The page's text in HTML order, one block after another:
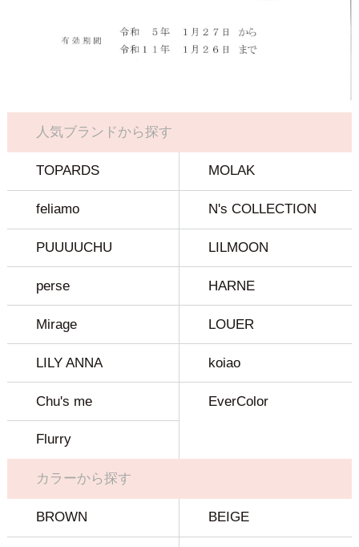
人気ブランドから探す
TOPARDS MOLAK
feliamo N's COLLECTION
PUUUUCHU LILMOON
perse HARNE
Mirage LOUER
LILY ANNA koiao
Chu's me EverColor
Flurry
カラーから探す
BROWN BEIGE